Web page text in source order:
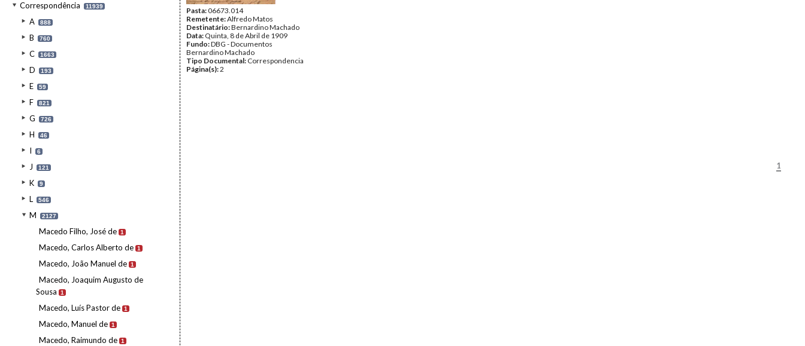
Correspondência 11939
A 888
B 760
C 1663
D 193
E 59
F 821
G 726
H 46
I 6
J 121
K 9
L 546
M 2127
Macedo Filho, José de 1
Macedo, Carlos Alberto de 1
Macedo, João Manuel de 1
Macedo, Joaquim Augusto de
Sousa
1
Macedo, Luís Pastor de 1
Macedo, Manuel de 1
Macedo, Raimundo de 1
Pasta:06673.014
Remetente:Alfredo Matos
Destinatário:Bernardino Machado
Data: Quinta, 8 de Abril de 1909
Fundo:DBG - Documentos
Bernardino Machado
Tipo Documental: Correspondencia
Página(s):2
1